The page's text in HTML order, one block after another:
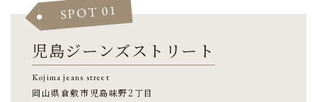
SPOT 01
児島ジーンズストリート
Kojima jeans street
岡山県倉敷市児島味野2丁目